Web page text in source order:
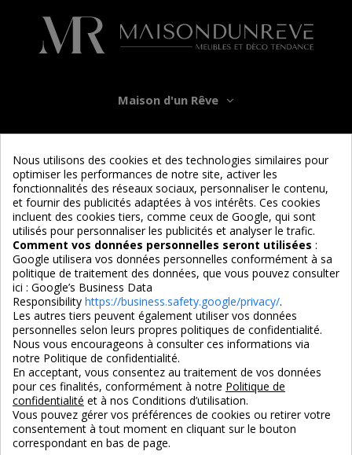
Maison d'un Rêve
Informations
Services
Nous suivre
4,7/5
3X SANS FRAIS
100% sécurisé
PAIEMENT 100% SÉCURISÉ
par CB / Amex / Virement
Nous utilisons des cookies et des technologies similaires pour
optimiser les performances de notre site, activer les
fonctionnalités des réseaux sociaux, personnaliser le contenu,
et fournir des publicités adaptées à vos intérêts. Ces cookies
incluent des cookies tiers, comme ceux de Google, qui sont
utilisés pour personnaliser les publicités et analyser le trafic.
Comment vos données personnelles seront utilisées :
Google utilisera vos données personnelles conformément à sa
politique de traitement des données, que vous pouvez consulter
ici : Google’s Business Data
Responsibility https://business.safety.google/privacy/.
Les autres tiers peuvent également utiliser vos données
personnelles selon leurs propres politiques de confidentialité.
Nous vous encourageons à consulter ces informations via
notre Politique de confidentialité.
En acceptant, vous consentez au traitement de vos données
pour ces finalités, conformément à notre Politique de
confidentialité et à nos Conditions d’utilisation.
Vous pouvez gérer vos préférences de cookies ou retirer votre
consentement à tout moment en cliquant sur le bouton
correspondant en bas de page.